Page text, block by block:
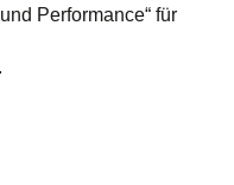
Performance“ für